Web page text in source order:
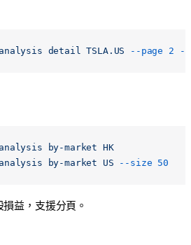
detail TSLA.US --page 2 --
by-market HK
by-market US --size 50
益，支援分頁。